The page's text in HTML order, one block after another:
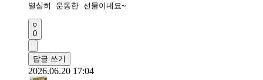
열심히 운동한 선물이네요~
0
답글 쓰기
2026.06.20 17:04